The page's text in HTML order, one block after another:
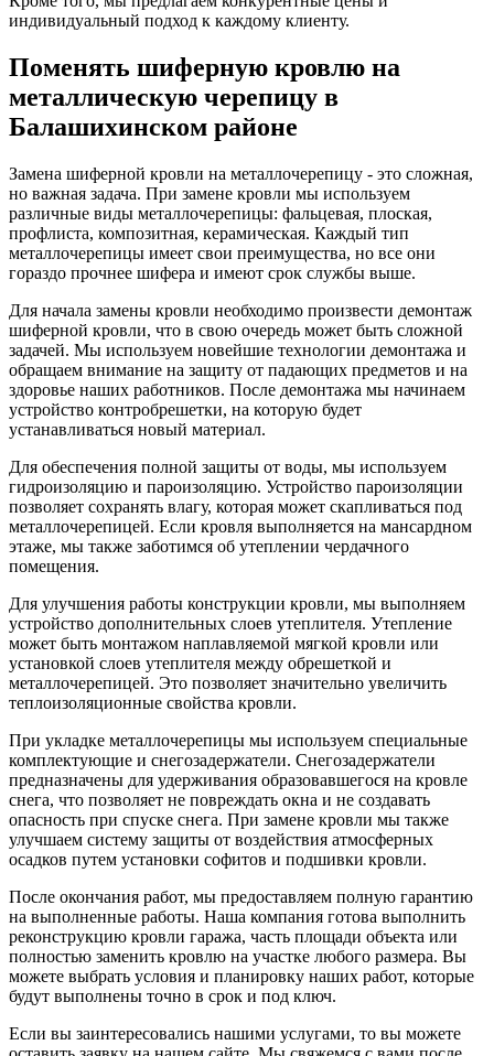
индивидуальный подход к каждому клиенту.
Поменять шиферную кровлю на
металлическую черепицу в
Балашихинском районе
Замена шиферной кровли на металлочерепицу - это сложная,
но важная задача. При замене кровли мы используем
различные виды металлочерепицы: фальцевая, плоская,
профлиста, композитная, керамическая. Каждый тип
металлочерепицы имеет свои преимущества, но все они
гораздо прочнее шифера и имеют срок службы выше.
Для начала замены кровли необходимо произвести демонтаж
шиферной кровли, что в свою очередь может быть сложной
задачей. Мы используем новейшие технологии демонтажа и
обращаем внимание на защиту от падающих предметов и на
здоровье наших работников. После демонтажа мы начинаем
устройство контробрешетки, на которую будет
устанавливаться новый материал.
Для обеспечения полной защиты от воды, мы используем
гидроизоляцию и пароизоляцию. Устройство пароизоляции
позволяет сохранять влагу, которая может скапливаться под
металлочерепицей. Если кровля выполняется на мансардном
этаже, мы также заботимся об утеплении чердачного
помещения.
Для улучшения работы конструкции кровли, мы выполняем
устройство дополнительных слоев утеплителя. Утепление
может быть монтажом наплавляемой мягкой кровли или
установкой слоев утеплителя между обрешеткой и
металлочерепицей. Это позволяет значительно увеличить
теплоизоляционные свойства кровли.
При укладке металлочерепицы мы используем специальные
комплектующие и снегозадержатели. Снегозадержатели
предназначены для удерживания образовавшегося на кровле
снега, что позволяет не повреждать окна и не создавать
опасность при спуске снега. При замене кровли мы также
улучшаем систему защиты от воздействия атмосферных
осадков путем установки софитов и подшивки кровли.
После окончания работ, мы предоставляем полную гарантию
на выполненные работы. Наша компания готова выполнить
реконструкцию кровли гаража, часть площади объекта или
полностью заменить кровлю на участке любого размера. Вы
можете выбрать условия и планировку наших работ, которые
будут выполнены точно в срок и под ключ.
Если вы заинтересовались нашими услугами, то вы можете